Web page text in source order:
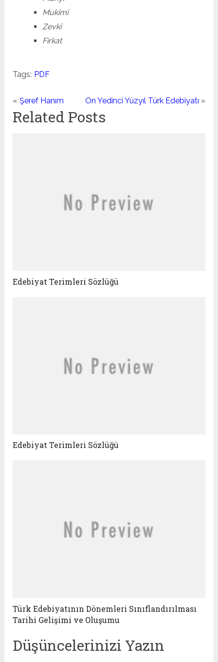
Mukîmî
Zevkî
Firkat
Tags: PDF
«Şeref Hanım On Yedinci Yüzyıl Türk Edebiyatı »
Related Posts
Edebiyat Terimleri Sözlüğü
Edebiyat Terimleri Sözlüğü
Türk Edebiyatının Dönemleri Sınıflandırılması
Tarihi Gelişimi ve Oluşumu
Düşüncelerinizi Yazın